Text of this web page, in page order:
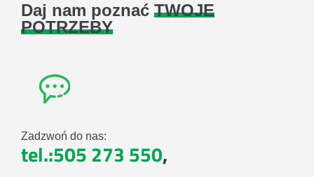
Daj nam poznać TWOJE
POTRZEBY
Zadzwoń do nas:
tel.:505 273 550,